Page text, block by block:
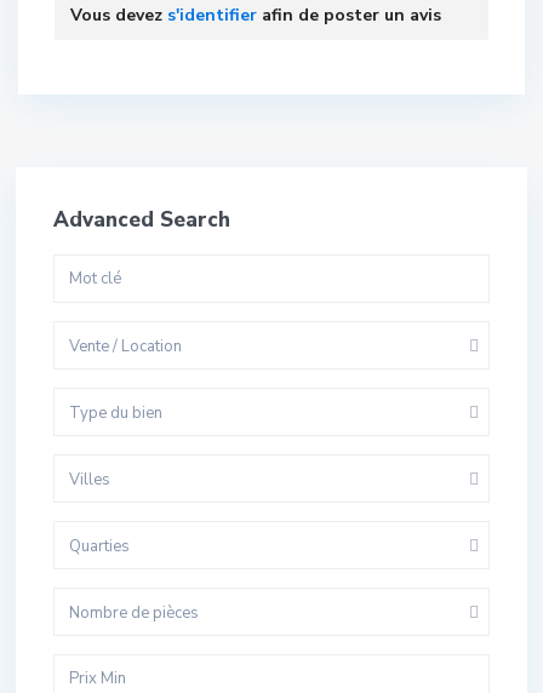
Vous devez s'identifier afin de poster un avis
Advanced Search
Vente / Location
Type du bien
Villes
Quarties
Nombre de pièces